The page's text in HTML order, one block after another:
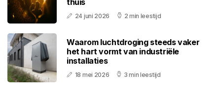
24 juni 2026 2 min leestijd
Waarom luchtdroging steeds vaker
het hart vormt van industriële
installaties
18 mei 2026 3 min leestijd